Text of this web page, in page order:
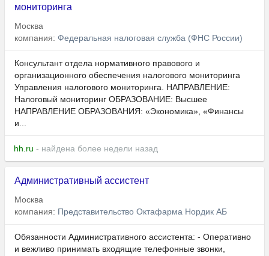
мониторинга
Москва
компания: Федеральная налоговая служба (ФНС России)
Консультант отдела нормативного правового и
организационного обеспечения налогового мониторинга
Управления налогового мониторинга. НАПРАВЛЕНИЕ:
Налоговый мониторинг ОБРАЗОВАНИЕ: Высшее
НАПРАВЛЕНИЕ ОБРАЗОВАНИЯ: «Экономика», «Финансы
и...
hh.ru - найдена более недели назад
Административный ассистент
Москва
компания: Представительство Октафарма Нордик АБ
Обязанности Административного ассистента: - Оперативно
и вежливо принимать входящие телефонные звонки,